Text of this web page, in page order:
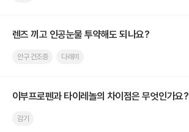
렌즈 끼고 인공눈물 투약해도 되나요?
안구 건조증 다래끼
이부프로펜과 타이레놀의 차이점은 무엇인가요?
감기